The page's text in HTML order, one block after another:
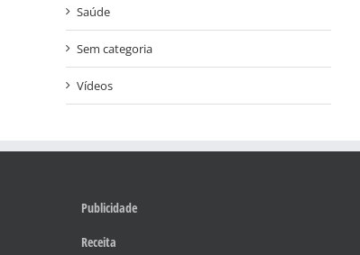
Saúde
Sem categoria
Vídeos
Publicidade
Receita